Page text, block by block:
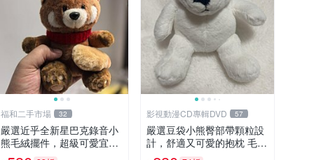
福和二手市場 32
嚴選近乎全新星巴克錄音小
熊毛絨擺件，超級可愛宜贈
送掛飾 錄音小熊 毛絨擺件
影視動漫CD專輯DVD 57
嚴選豆袋小熊臀部帶顆粒設
計，舒適又可愛的抱枕 毛絨
抱枕、臀部按摩、坐墊